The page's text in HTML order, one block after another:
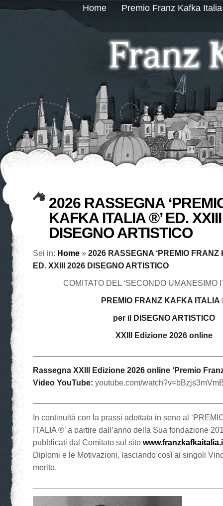
Home Premio Franz Kafka
2026 RASSEGNA
KAFKA ITALIA ®’ ED.
DISEGNO ARTISTICO
Sei in: Home » 2026 RASSEGNA ‘PREMIO FRANZ
ED. XXIII 2026 DISEGNO ARTISTICO
COMITATO DEL ‘SECONDO UMANESIMO
PREMIO FRANZ KAFKA ITALIA
per il DISEGNO ARTISTICO
XXIII Edizione 2026 online
Rassegna XXIII Edizione 2026 online ‘Premio
Video YouTube: youtube.com/
In continuità con la prassi adottata in seno al
ITALIA ®’ a partire dall’anno della Sua fondazione
pubblicati dal Comitato sul sito
Diplomi e le Motivazioni, lasciando così ai singoli
merito.